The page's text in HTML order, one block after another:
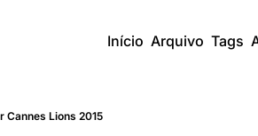
Início Arquivo Tags
Cannes Lions 2015